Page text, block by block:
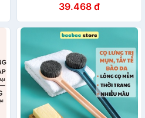
Nghệ Nhật Bản E07_A311
39.468 đ